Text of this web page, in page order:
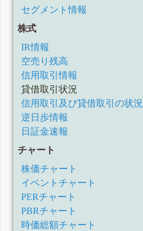
セグメント情報
株式
IR情報
空売り残高
信用取引情報
貸借取引状況
信用取引及び貸借取引の状況
逆日歩情報
日証金速報
チャート
株価チャート
イベントチャート
PERチャート
PBRチャート
時価総額チャート